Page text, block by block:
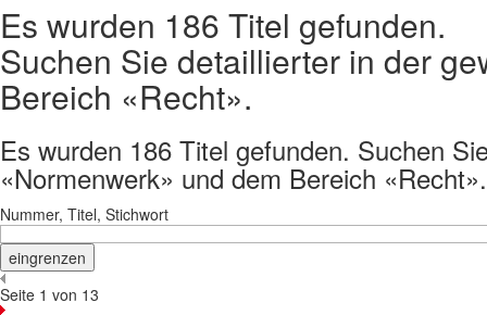
Es wurden 186 Titel gefunden.
Suchen Sie detaillierter in der
Bereich «Recht».
Es wurden 186 Titel gefunden. Suchen
«Normenwerk» und dem Bereich «Recht».
Nummer, Titel, Stichwort
Seite 1 von 13